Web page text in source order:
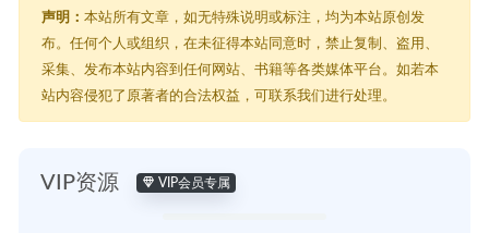
声明： 本站所有文章，如无特殊说明或标注，均为本站原创发
布。任何个人或组织，在未征得本站同意时，禁止复制、盗用、
采集、发布本站内容到任何网站、书籍等各类媒体平台。如若本
站内容侵犯了原著者的合法权益，可联系我们进行处理。
VIP资源 VIP会员专属